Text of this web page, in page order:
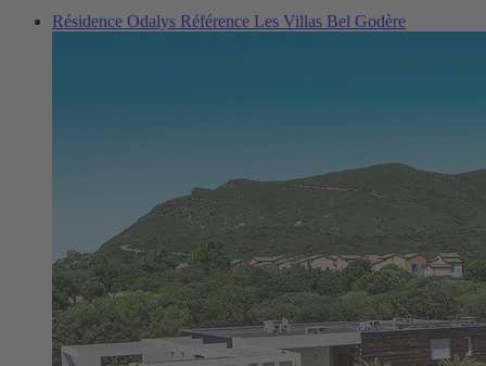
Résidence Odalys Référence Les Villas Bel Godère